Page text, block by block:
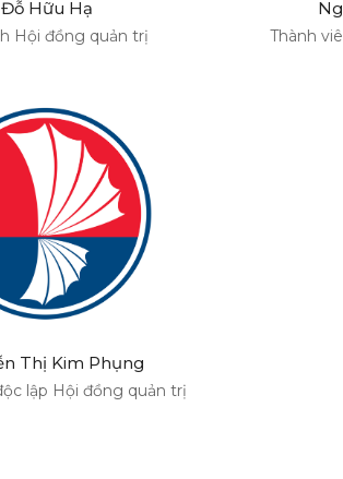
Đỗ Hữu Hạ
Hội đồng quản trị Thành
Thị Kim Phụng
lập Hội đồng quản trị